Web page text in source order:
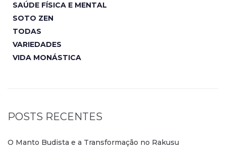
SAÚDE FÍSICA E MENTAL
SOTO ZEN
TODAS
VARIEDADES
VIDA MONÁSTICA
POSTS RECENTES
O Manto Budista e a Transformação no Rakusu